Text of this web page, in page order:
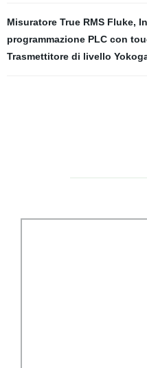
Misuratore True RMS Fluke,
programmazione PLC con
Trasmettitore di livello